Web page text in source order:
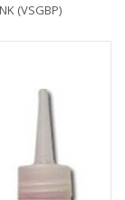
(VSGBP)